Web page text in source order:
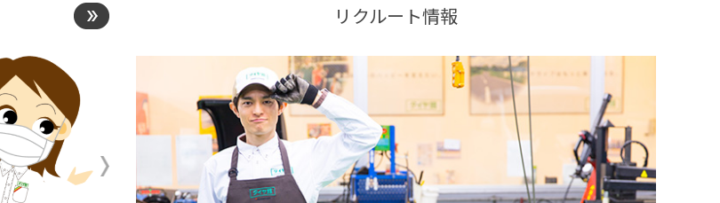
店長
久保寺 吉彦
主任
藤巻 隼人
リクルート情報